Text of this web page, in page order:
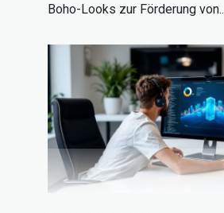
Boho-Looks zur Förderung